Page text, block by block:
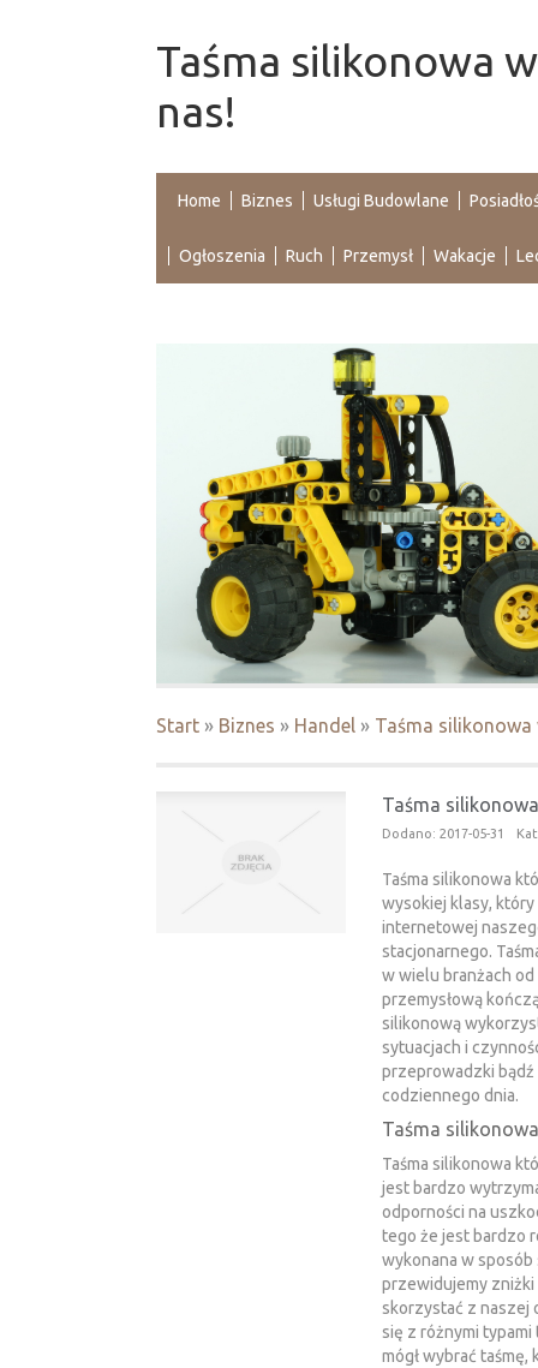
Taśma silikonowa
nas!
Home Biznes Usługi Budowlane
Ogłoszenia Ruch Przemysł Wakacje
Start » Biznes » Handel » Taśma
Taśma
Dodano: 2017-05-31
Taśma silikonowa
wysokiej klasy,
internetowej
stacjonarnego.
w wielu branżach
przemysłową
silikonową
sytuacjach i
przeprowadzki bądź
codziennego dnia.
Taśma
Taśma silikonowa
jest bardzo
odporności na
tego że jest bardzo
wykonana w
przewidujemy zniżki
skorzystać z naszej
się z różnymi typami
mógł wybrać taśmę,